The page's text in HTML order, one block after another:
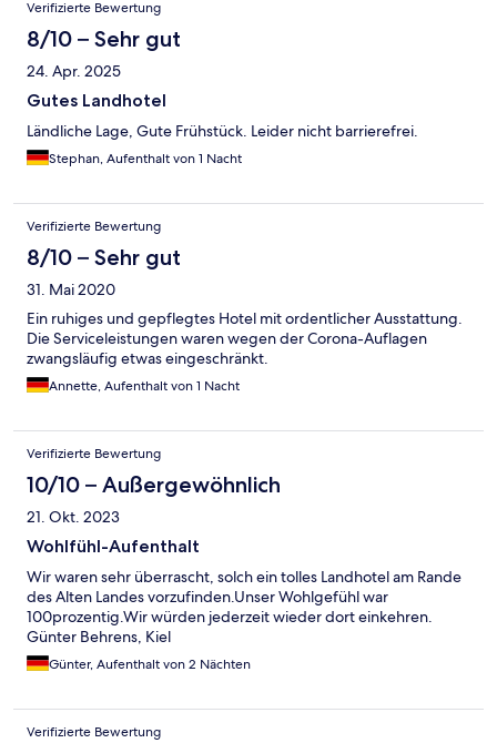
Verifizierte Bewertung
8/10 – Sehr gut
24. Apr. 2025
Gutes Landhotel
Ländliche Lage, Gute Frühstück. Leider nicht barrierefrei.
Stephan, Aufenthalt von 1 Nacht
Verifizierte Bewertung
8/10 – Sehr gut
31. Mai 2020
Ein ruhiges und gepflegtes Hotel mit ordentlicher Ausstattung.
Die Serviceleistungen waren wegen der Corona-Auflagen
zwangsläufig etwas eingeschränkt.
Annette, Aufenthalt von 1 Nacht
Verifizierte Bewertung
10/10 – Außergewöhnlich
21. Okt. 2023
Wohlfühl-Aufenthalt
Wir waren sehr überrascht, solch ein tolles Landhotel am Rande
des Alten Landes vorzufinden.Unser Wohlgefühl war
100prozentig.Wir würden jederzeit wieder dort einkehren.
Günter Behrens, Kiel
Günter, Aufenthalt von 2 Nächten
Verifizierte Bewertung